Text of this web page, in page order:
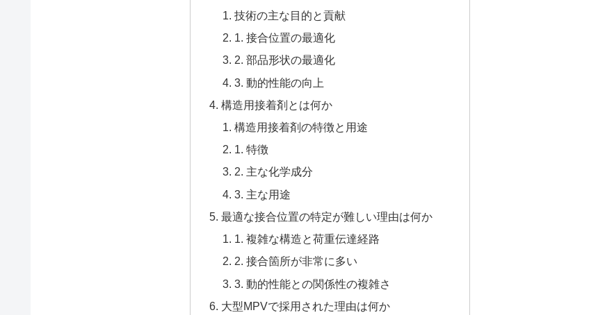
技術の主な目的と貢献
1. 接合位置の最適化
2. 部品形状の最適化
3. 動的性能の向上
構造用接着剤とは何か
構造用接着剤の特徴と用途
1. 特徴
2. 主な化学成分
3. 主な用途
最適な接合位置の特定が難しい理由は何か
1. 複雑な構造と荷重伝達経路
2. 接合箇所が非常に多い
3. 動的性能との関係性の複雑さ
大型MPVで採用された理由は何か